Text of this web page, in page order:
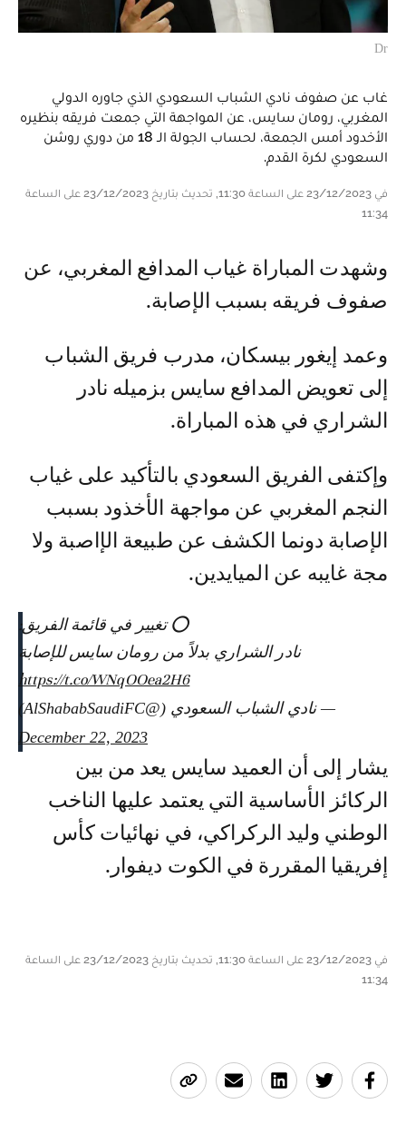
Dr
غاب عن صفوف نادي الشباب السعودي الذي جاوره الدولي
المغربي، رومان سايس، عن المواجهة التي جمعت فريقه بنظيره
الأخدود أمس الجمعة، لحساب الجولة الـ 18 من دوري روشن
السعودي لكرة القدم.
في 23/12/2023 على الساعة 11:30, تحديث بتاريخ 23/12/2023 على الساعة
11:34
وشهدت المباراة غياب المدافع المغربي، عن
صفوف فريقه بسبب الإصابة.
وعمد إيغور بيسكان، مدرب فريق الشباب
إلى تعويض المدافع سايس بزميله نادر
الشراري في هذه المباراة.
وإكتفى الفريق السعودي بالتأكيد على غياب
النجم المغربي عن مواجهة الأخذود بسبب
الإصابة دونما الكشف عن طبيعة الإاصبة ولا
مجة غايبه عن الميايدين.
⭕️ تغيير في قائمة الفريق:
نادر الشراري بدلاً من رومان سايس للإصابة
https://t.co/WNqOOea2H6
— نادي الشباب السعودي (@AlShababSaudiFC)
December 22, 2023
يشار إلى أن العميد سايس يعد من بين
الركائز الأساسية التي يعتمد عليها الناخب
الوطني وليد الركراكي، في نهائيات كأس
إفريقيا المقررة في الكوت ديفوار.
في 23/12/2023 على الساعة 11:30, تحديث بتاريخ 23/12/2023 على الساعة
11:34